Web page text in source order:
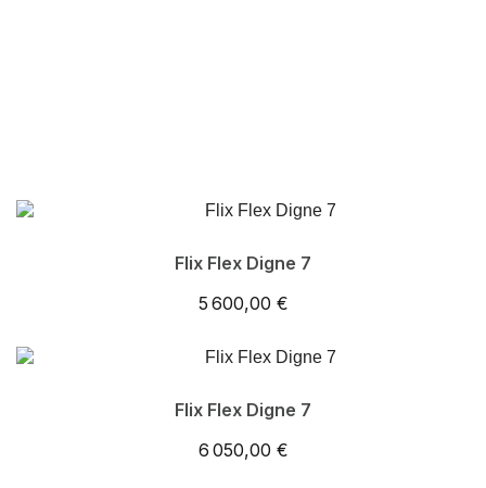
Flix Flex Digne 7
5 600,00 €
Flix Flex Digne 7
6 050,00 €